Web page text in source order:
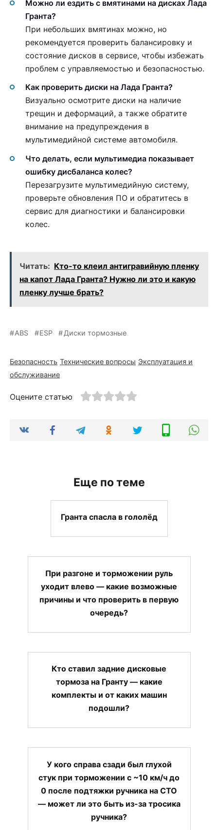
Можно ли ездить с вмятинами на дисках Лада
Гранта?
При небольших вмятинах можно, но
рекомендуется проверить балансировку и
состояние дисков в сервисе, чтобы избежать
проблем с управляемостью и безопасностью.
Как проверить диски на Лада Гранта?
Визуально осмотрите диски на наличие
трещин и деформаций, а также обратите
внимание на предупреждения в
мультимедийной системе автомобиля.
Что делать, если мультимедиа показывает
ошибку дисбаланса колес?
Перезагрузите мультимедийную систему,
проверьте обновления ПО и обратитесь в
сервис для диагностики и балансировки
колес.
Читать: Кто-то клеил антигравийную пленку
на капот Лада Гранта? Нужно ли это и какую
пленку лучше брать?
ABS ESP Диски тормозные
Безопасность Технические вопросы Эксплуатация и
обслуживание
Оцените статью
Еще по теме
Гранта спасла в гололёд
При разгоне и торможении руль
уходит влево — какие возможные
причины и что проверить в первую
очередь?
Кто ставил задние дисковые
тормоза на Гранту — какие
комплекты и от каких машин
подошли?
У кого справа сзади был глухой
стук при торможении с ~10 км/ч до
0 после подтяжки ручника на СТО
— может ли это быть из-за тросика
ручника?